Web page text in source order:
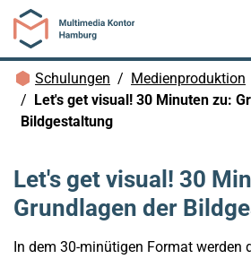
Zum Hauptinhalt springen
Brotkrümelnavigation
Schulungen
Medienproduktion
Let's get visual! 30 Minuten zu:
Bildgestaltung
Let's get visual! 30
Grundlagen der
In dem 30-minütigen Format werden